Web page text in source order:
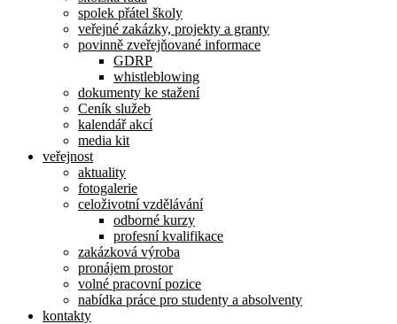
spolek přátel školy
veřejné zakázky, projekty a granty
povinně zveřejňované informace
GDRP
whistleblowing
dokumenty ke stažení
Ceník služeb
kalendář akcí
media kit
veřejnost
aktuality
fotogalerie
celoživotní vzdělávání
odborné kurzy
profesní kvalifikace
zakázková výroba
pronájem prostor
volné pracovní pozice
nabídka práce pro studenty a absolventy
kontakty